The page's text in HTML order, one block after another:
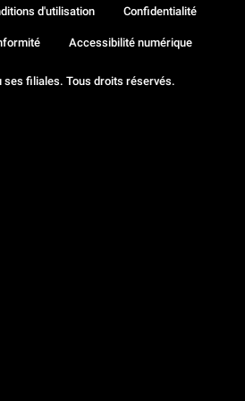
ses filiales. Tous droits réservés.
d'utilisation Confidentialité
Accessibilité numérique